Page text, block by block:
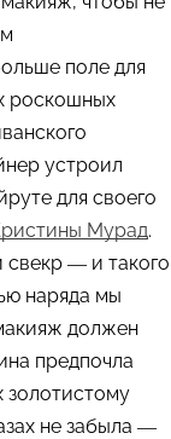
поле для
роскошных
устроил
для своего
Мурад.
свекр — и такого
наряда мы
должен
предпочла
золотистому
не забыла —